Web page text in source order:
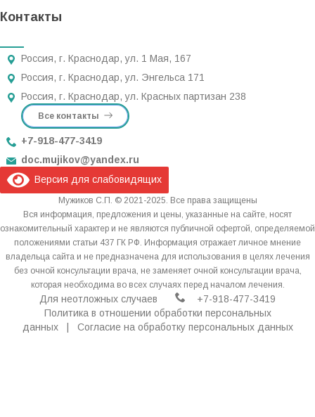
Контакты
Россия, г. Краснодар, ул. 1 Мая, 167
Россия, г. Краснодар, ул. Энгельса 171
Россия, г. Краснодар, ул. Красных партизан 238
Все контакты
+7-918-477-3419
doc.mujikov@yandex.ru
Версия для слабовидящих
Мужиков С.П. © 2021-2025. Все права защищены
Вся информация, предложения и цены, указанные на сайте, носят
ознакомительный характер и не являются публичной офертой, определяемой
положениями статьи 437 ГК РФ. Информация отражает личное мнение
владельца сайта и не предназначена для использования в целях лечения
без очной консультации врача, не заменяет очной консультации врача,
которая необходима во всех случаях перед началом лечения.
Для неотложных случаев
+7-918-477-3419
Политика в отношении обработки персональных
данных| Согласие на обработку персональных данных